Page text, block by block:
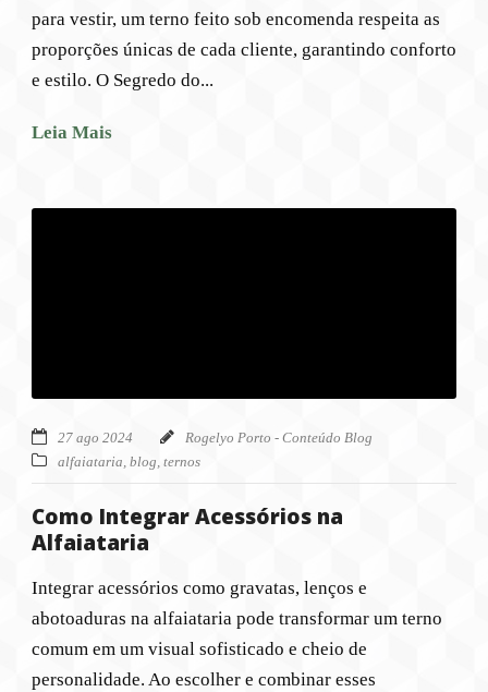
para vestir, um terno feito sob encomenda respeita as
proporções únicas de cada cliente, garantindo conforto
e estilo. O Segredo do...
Leia Mais
27 ago 2024
Rogelyo Porto - Conteúdo Blog
alfaiataria, blog, ternos
Como Integrar Acessórios na
Alfaiataria
Integrar acessórios como gravatas, lenços e
abotoaduras na alfaiataria pode transformar um terno
comum em um visual sofisticado e cheio de
personalidade. Ao escolher e combinar esses